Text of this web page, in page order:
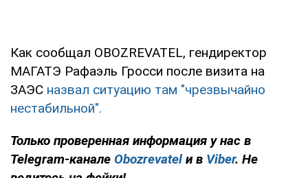
Как сообщал OBOZREVATEL, гендиректор
МАГАТЭ Рафаэль Гросси после визита на
ЗАЭС назвал ситуацию там "чрезвычайно
нестабильной".
Только проверенная информация у нас в
Telegram-канале Obozrevatelи в Viber. Не